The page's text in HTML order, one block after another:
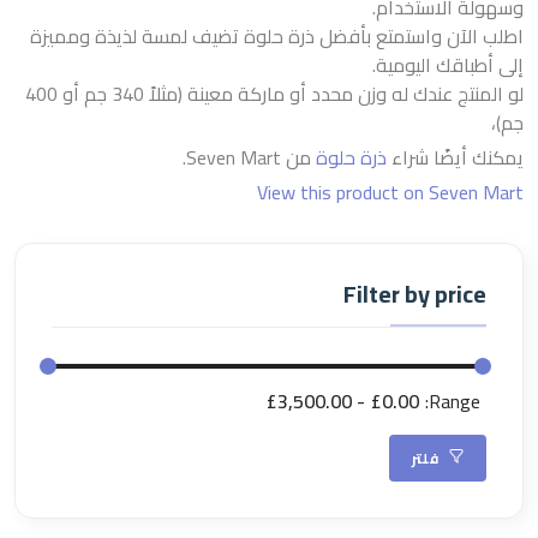
وسهولة الاستخدام.
اطلب الآن واستمتع بأفضل ذرة حلوة تضيف لمسة لذيذة ومميزة
إلى أطباقك اليومية.
لو المنتج عندك له وزن محدد أو ماركة معينة (مثلاً 340 جم أو 400
جم)،
يمكنك أيضًا شراء ذرة حلوةمن Seven Mart.
View this product on Seven Mart
Filter by price
Range:
£0.00
£3,500.00
فلتر